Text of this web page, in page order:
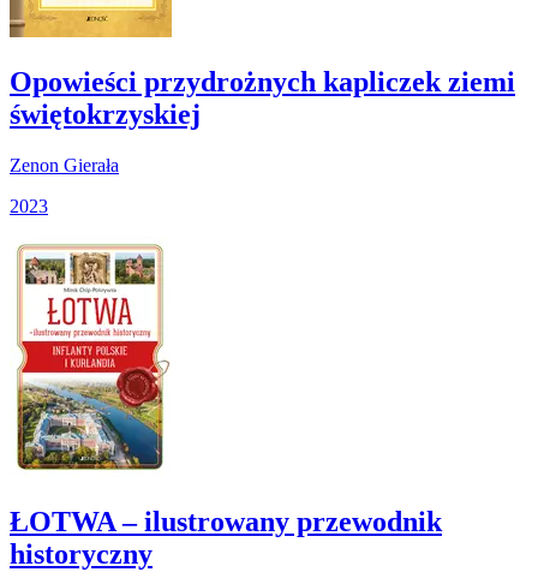
Opowieści przydrożnych kapliczek ziemi
świętokrzyskiej
Zenon Gierała
2023
ŁOTWA – ilustrowany przewodnik
historyczny